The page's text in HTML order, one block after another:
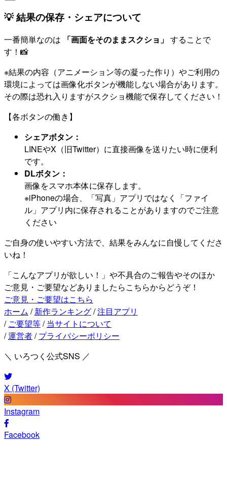
💡 結果の保存・シェアについて
一番簡単なのは 「画面をそのままスクショ」 することで
す！📸
※結果の内容（アニメーション等の凝った作り）やご利用の
環境によっては画像化ボタンが機能しない場合があります。
その際は恐れ入りますがスクショ機能で保存してください！
【各ボタンの働き】
シェアボタン：
LINEやX（旧Twitter）に直接画像を送りたい時に便利
です。
DLボタン：
画像をスマホ本体に保存します。
※iPhoneの場合、「写真」アプリではなく「ファイ
ル」アプリ内に保存されることがありますのでご注意
ください
ご自身の使いやすい方法で、結果をみんなに自慢してくださ
いね！
「こんなアプリが欲しい！」や不具合のご報告やそのほか
ご意見・ご要望などありましたらこちらからどうぞ！
ご意見・ご要望はこちら
ホーム / 新作ランキング/注目アプリ
/ ご要望等/ 当サイトについて
/運営者/ プライバシーポリシー
＼ いろつく公式SNS ／
X (Twitter)
Instagram
Facebook